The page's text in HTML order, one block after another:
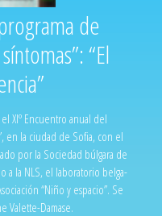
de
“El
XIº Encuentro anual del
en la ciudad de Sofia, con el
por la Sociedad búlgara de
a la NLS, el laboratorio belga-
“Niño y espacio”. Se
Valette-Damase.